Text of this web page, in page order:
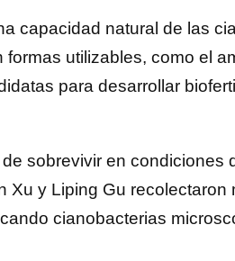
capacidad natural de las
utilizables, como el
para desarrollar
sobrevivir en condiciones
y Liping Gu recolectaron
cianobacterias